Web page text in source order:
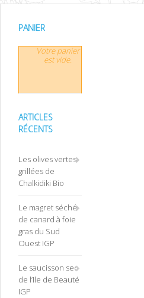
PANIER
Votre panier
est vide.
ARTICLES
RÉCENTS
Les olives vertes
grillées de
Chalkidiki Bio
Le magret séché
de canard à foie
gras du Sud
Ouest IGP
Le saucisson sec
de l’Ile de Beauté
IGP